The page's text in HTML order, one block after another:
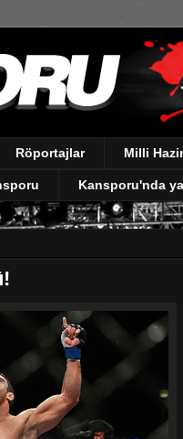
Röportajlar Milli
Kansporu'nda